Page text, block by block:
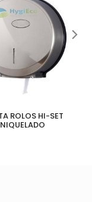
ROLOS HI-SET
NIQUELADO